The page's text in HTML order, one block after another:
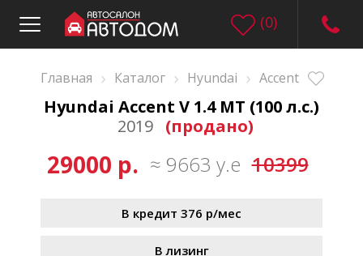
(0)
Главная › Каталог › Hyundai › Accent
Hyundai Accent V 1.4 MT (100 л.с.)
2019 (продано)
29000 р. ≈ 9663 у.е 10399
В кредит 376 р/мес
В лизинг